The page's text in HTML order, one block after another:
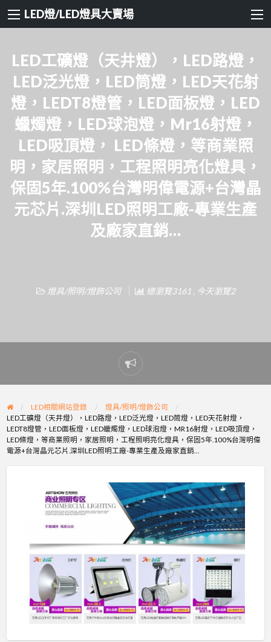
LED燈/LED燈具大賣場
LED工礦燈（天井燈），LED路燈，
LED泛光燈，LED筒燈，LED天花射
燈，LEDT8燈管，LED面板燈，LED
蠟燭燈，LED球泡燈，Mr16射燈，
LED吸頂燈， LED條燈，等商業照
明，家居照明，工程照明亮化燈具，
保固5年.100%台灣明偉電源+台灣晶
元芯片.深圳LED照明工廠-專業生產
及廠家直銷…
燈具/照明/燈飾公司 總瀏覽3161 , 今天瀏覽2
Report
problem
LED相關網站登錄
燈具/照明/燈飾公司
LED工礦燈（天井燈），LED路燈，LED泛光燈，LED筒燈，LED天花射燈，
LEDT8燈管，LED面板燈，LED蠟燭燈，LED球泡燈，MR16射燈，LED吸頂燈，
LED條燈，等商業照明，家居照明，工程照明亮化燈具，保固5年.100%台灣明偉
電源+台灣晶元芯片.深圳LED照明工廠-專業生產及廠家直銷…